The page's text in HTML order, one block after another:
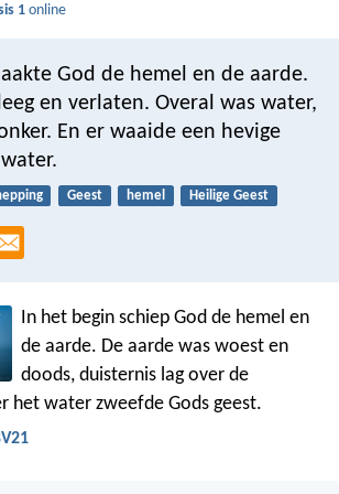
1 online
God de hemel en de aarde.
en verlaten. Overal was water,
En er waaide een hevige
Geest hemel Heilige Geest
In het begin schiep God de hemel en
de aarde. De aarde was woest en
doods, duisternis lag over de
het water zweefde Gods geest.